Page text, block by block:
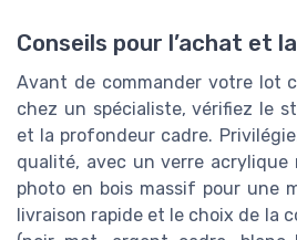
Conseils pour l’achat et
Avant de commander votre lot
chez un spécialiste, vérifiez le
et la profondeur cadre.
qualité, avec un verre
photo en bois massif pour une
livraison rapide et le choix de la